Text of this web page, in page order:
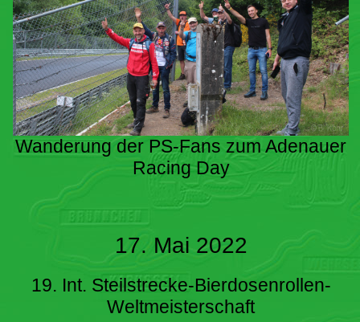
Wanderung der PS-Fans zum Adenauer
Racing Day
17. Mai 2022
19. Int. Steilstrecke-Bierdosenrollen-
Weltmeisterschaft